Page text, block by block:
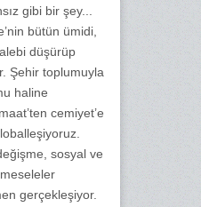
gibi bir şey...
bütün ümidi,
düşürüp
Şehir toplumuyla
haline
cemiyet’e
sosyal ve
gerçekleşiyor.